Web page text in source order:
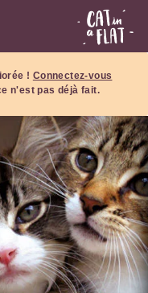
! Connectez-vous
n'est pas déjà fait.